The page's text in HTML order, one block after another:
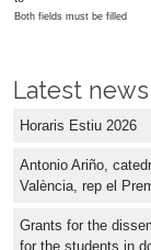
Both fields must be filled
Latest news
Horaris Estiu 2026
Antonio Ariño,
València, rep el
Grants for the
for the students in